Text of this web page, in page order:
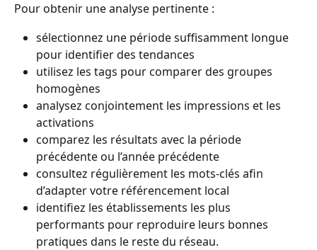
Pour obtenir une analyse pertinente :
sélectionnez une période suffisamment longue
pour identifier des tendances
utilisez les tags pour comparer des groupes
homogènes
analysez conjointement les impressions et les
activations
comparez les résultats avec la période
précédente ou l’année précédente
consultez régulièrement les mots-clés afin
d’adapter votre référencement local
identifiez les établissements les plus
performants pour reproduire leurs bonnes
pratiques dans le reste du réseau.